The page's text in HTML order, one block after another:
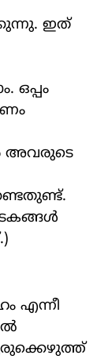
ഇത്
ഒപ്പം
അവരുടെ
എന്നീ